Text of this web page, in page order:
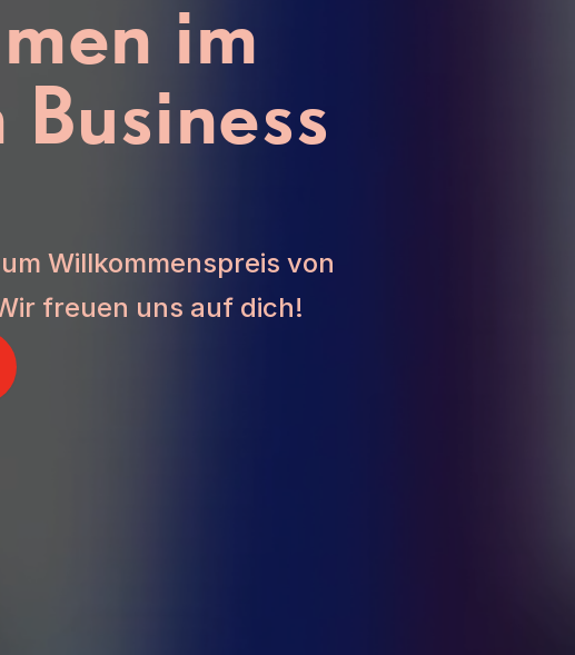
im
Willkommenspreis von
freuen uns auf dich!